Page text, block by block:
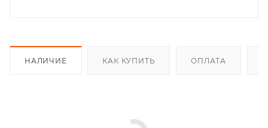
НАЛИЧИЕ КАК КУПИТЬ ОПЛАТА